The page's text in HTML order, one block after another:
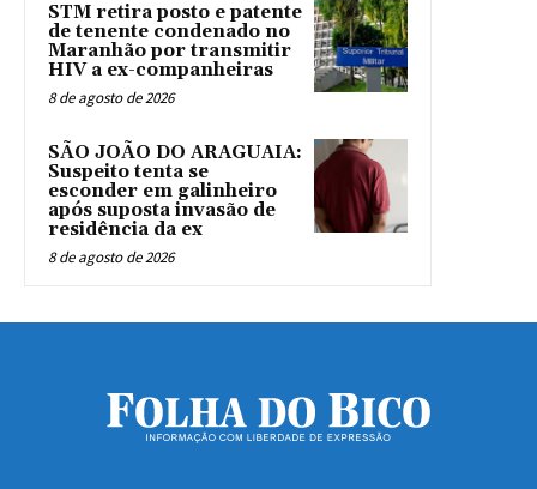
STM retira posto e patente
de tenente condenado no
Maranhão por transmitir
HIV a ex-companheiras
8 de agosto de 2026
SÃO JOÃO DO ARAGUAIA:
Suspeito tenta se
esconder em galinheiro
após suposta invasão de
residência da ex
8 de agosto de 2026